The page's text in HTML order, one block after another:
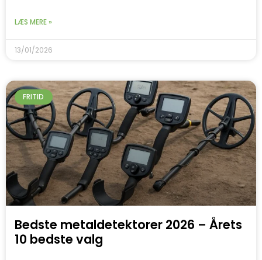
LÆS MERE »
13/01/2026
FRITID
Bedste metaldetektorer 2026 – Årets
10 bedste valg